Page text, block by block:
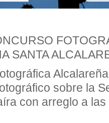
SANTA
sobre la
con arreglo a